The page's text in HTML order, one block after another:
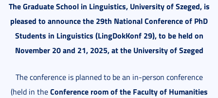
The Graduate School in Linguistics, University of Szeged, is
pleased to announce the 29th National Conference of PhD
Students in Linguistics (LingDokKonf 29), to be held on
November 20 and 21, 2025, at the University of Szeged
The conference is planned to be an in-person conference
(held in theConference room of the Faculty of Humanities